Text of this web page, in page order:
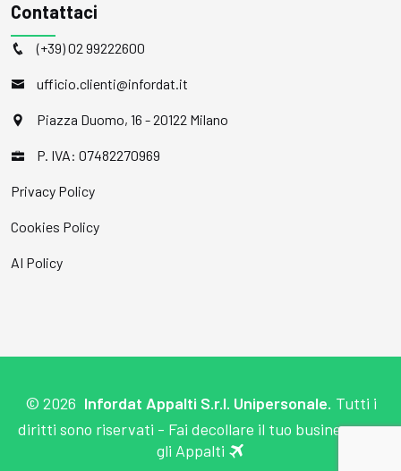
Contattaci
(+39) 02 99222600
ufficio.clienti@infordat.it
Piazza Duomo, 16 - 20122 Milano
P. IVA: 07482270969
Privacy Policy
Cookies Policy
AI Policy
© 2026 Infordat Appalti S.r.l. Unipersonale. Tutti i
diritti sono riservati - Fai decollare il tuo business con
gli Appalti